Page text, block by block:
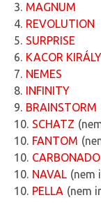
3 MAGNUM
4 REVOLUTION
5 SURPRISE
6 KACOR KIRÁLY
7 NEMES
8 INFINITY
9 BRAINSTORM
10 SCHATZ
10 FANTOM
10 CARBONADO
10 NAVAL
nem
10 PELLA nem